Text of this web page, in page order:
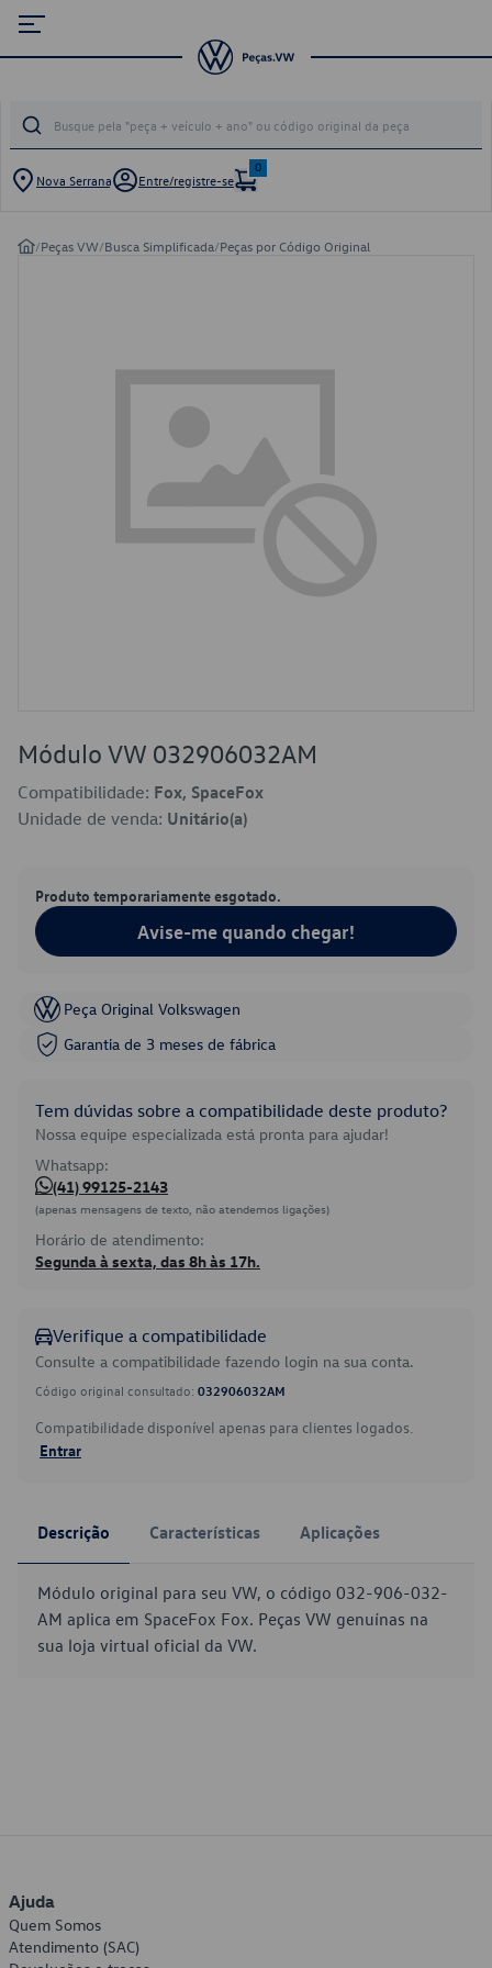
Nova Serrana Entre/registre-se
0
/Peças VW/Busca Simplificada/Peças por Código Original
Módulo VW 032906032AM
Compatibilidade: Fox, SpaceFox
Unidade de venda: Unitário(a)
Produto temporariamente esgotado.
Avise-me quando chegar!
Peça Original Volkswagen
Garantia de 3 meses de fábrica
Tem dúvidas sobre a compatibilidade deste produto?
Nossa equipe especializada está pronta para ajudar!
Whatsapp:
(41) 99125-2143
(apenas mensagens de texto, não atendemos ligações)
Horário de atendimento:
Segunda à sexta, das 8h às 17h.
Verifique a compatibilidade
Consulte a compatibilidade fazendo login na sua conta.
Código original consultado: 032906032AM
Compatibilidade disponível apenas para clientes logados.
Entrar
Descrição Características Aplicações
Módulo original para seu VW, o código 032-906-032-
AM aplica em SpaceFox Fox. Peças VW genuínas na
sua loja virtual oficial da VW.
Ajuda
Quem Somos
Atendimento (SAC)